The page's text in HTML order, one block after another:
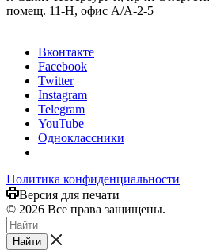
помещ. 11-Н, офис А/А-2-5
Вконтакте
Facebook
Twitter
Instagram
Telegram
YouTube
Одноклассники
Политика конфиденциальности
Версия для печати
© 2026 Все права защищены.
Найти